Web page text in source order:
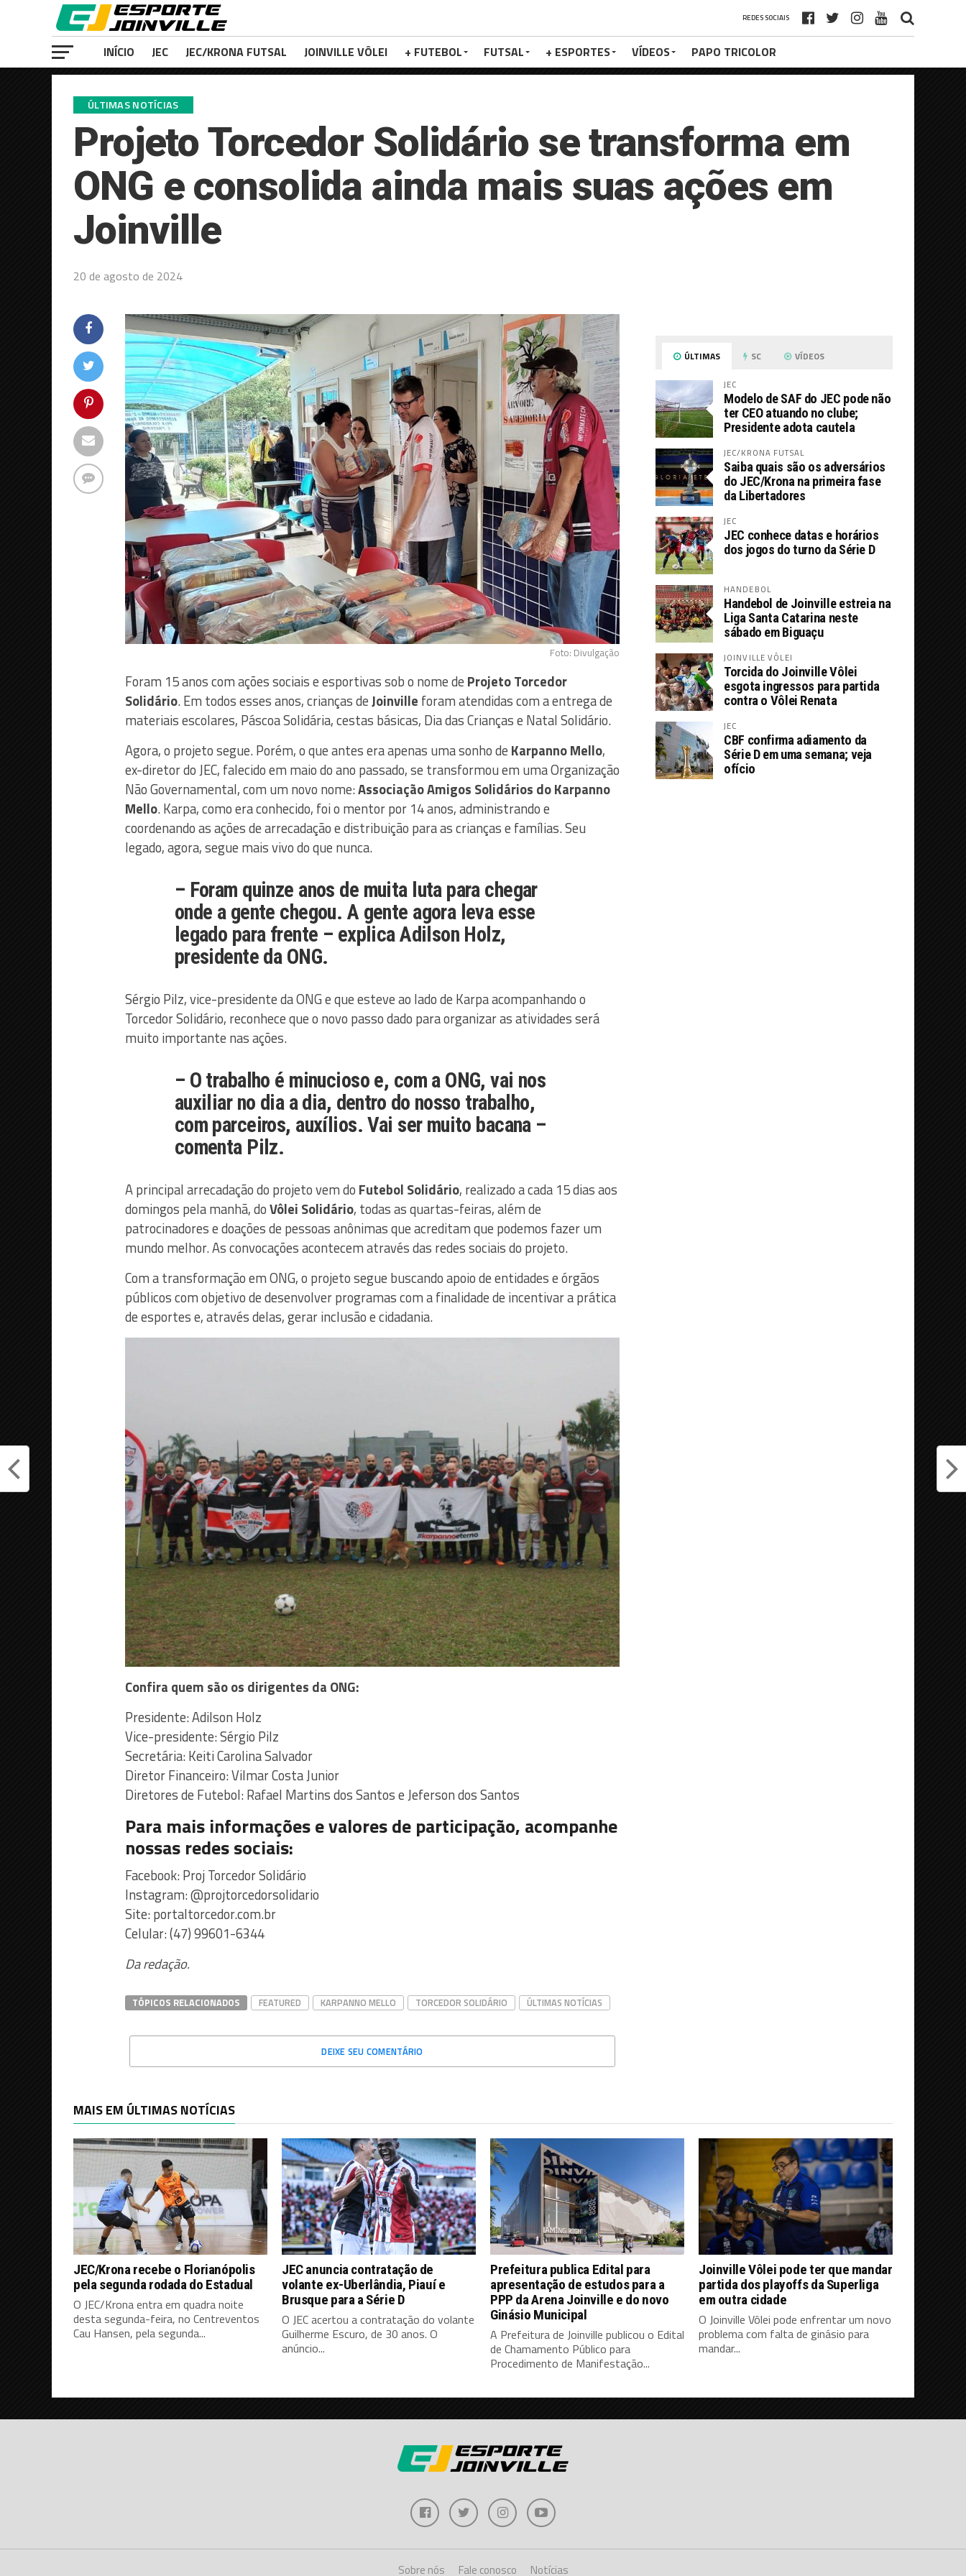
REDES SOCIAIS
INÍCIO JEC JEC/KRONA FUTSAL JOINVILLE VÔLEI + FUTEBOL FUTSAL + ESPORTES VÍDEOS PAPO TRICOLOR
ÚLTIMAS NOTÍCIAS
Projeto Torcedor Solidário se transforma em
ONG e consolida ainda mais suas ações em
Joinville
20 de agosto de 2024
Foto: Divulgação
Foram 15 anos com ações sociais e esportivas sob o nome de Projeto Torcedor
Solidário. Em todos esses anos, crianças deJoinville foram atendidas com a entrega de
materiais escolares, Páscoa Solidária, cestas básicas, Dia das Crianças e Natal Solidário.
Agora, o projeto segue. Porém, o que antes era apenas uma sonho de Karpanno Mello,
ex-diretor do JEC, falecido em maio do ano passado, se transformou em uma Organização
Não Governamental, com um novo nome:Associação Amigos Solidários do Karpanno
Mello. Karpa, como era conhecido, foi o mentor por 14 anos, administrando e
coordenando as ações de arrecadação e distribuição para as crianças e famílias. Seu
legado, agora, segue mais vivo do que nunca.
– Foram quinze anos de muita luta para chegar
onde a gente chegou. A gente agora leva esse
legado para frente – explica Adilson Holz,
presidente da ONG.
Sérgio Pilz, vice-presidente da ONG e que esteve ao lado de Karpa acompanhando o
Torcedor Solidário, reconhece que o novo passo dado para organizar as atividades será
muito importante nas ações.
– O trabalho é minucioso e, com a ONG, vai nos
auxiliar no dia a dia, dentro do nosso trabalho,
com parceiros, auxílios. Vai ser muito bacana –
comenta Pilz.
A principal arrecadação do projeto vem do Futebol Solidário, realizado a cada 15 dias aos
domingos pela manhã, doVôlei Solidário, todas as quartas-feiras, além de
patrocinadores e doações de pessoas anônimas que acreditam que podemos fazer um
mundo melhor. As convocações acontecem através das redes sociais do projeto.
Com a transformação em ONG, o projeto segue buscando apoio de entidades e órgãos
públicos com objetivo de desenvolver programas com a finalidade de incentivar a prática
de esportes e, através delas, gerar inclusão e cidadania.
Confira quem são os dirigentes da ONG:
Presidente: Adilson Holz
Vice-presidente: Sérgio Pilz
Secretária: Keiti Carolina Salvador
Diretor Financeiro: Vilmar Costa Junior
Diretores de Futebol: Rafael Martins dos Santos e Jeferson dos Santos
Para mais informações e valores de participação, acompanhe
nossas redes sociais:
Facebook: Proj Torcedor Solidário
Instagram: @projtorcedorsolidario
Site: portaltorcedor.com.br
Celular: (47) 99601-6344
Da redação.
TÓPICOS RELACIONADOS FEATURED KARPANNO MELLO TORCEDOR SOLIDÁRIO ÚLTIMAS NOTÍCIAS
DEIXE SEU COMENTÁRIO
ÚLTIMAS SC VÍDEOS
JEC
Modelo de SAF do JEC pode não
ter CEO atuando no clube;
Presidente adota cautela
JEC/KRONA FUTSAL
Saiba quais são os adversários
do JEC/Krona na primeira fase
da Libertadores
JEC
JEC conhece datas e horários
dos jogos do turno da Série D
HANDEBOL
Handebol de Joinville estreia na
Liga Santa Catarina neste
sábado em Biguaçu
JOINVILLE VÔLEI
Torcida do Joinville Vôlei
esgota ingressos para partida
contra o Vôlei Renata
JEC
CBF confirma adiamento da
Série D em uma semana; veja
ofício
MAIS EM ÚLTIMAS NOTÍCIAS
JEC/Krona recebe o Florianópolis
pela segunda rodada do Estadual
O JEC/Krona entra em quadra noite
desta segunda-feira, no Centreventos
Cau Hansen, pela segunda...
JEC anuncia contratação de
volante ex-Uberlândia, Piauí e
Brusque para a Série D
O JEC acertou a contratação do volante
Guilherme Escuro, de 30 anos. O
anúncio...
Prefeitura publica Edital para
apresentação de estudos para a
PPP da Arena Joinville e do novo
Ginásio Municipal
A Prefeitura de Joinville publicou o Edital
de Chamamento Público para
Procedimento de Manifestação...
Joinville Vôlei pode ter que mandar
partida dos playoffs da Superliga
em outra cidade
O Joinville Vôlei pode enfrentar um novo
problema com falta de ginásio para
mandar...
Sobre nós Fale conosco Notícias